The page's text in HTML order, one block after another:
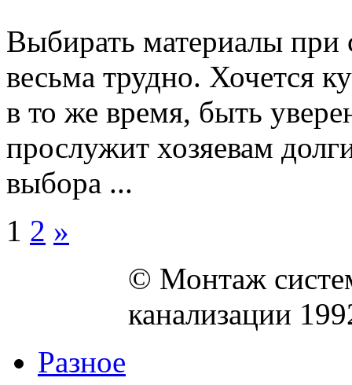
Выбирать материалы при
весьма трудно. Хочется
в то же время, быть
прослужит хозяевам
выбора ...
1 2 »
© Монтаж
канализации
Разное